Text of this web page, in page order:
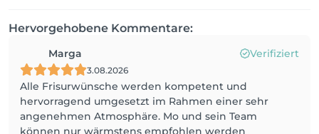
Hervorgehobene Kommentare:
Marga Verifiziert
3.08.2026
Alle Frisurwünsche werden kompetent und
hervorragend umgesetzt im Rahmen einer sehr
angenehmen Atmosphäre. Mo und sein Team
können nur wärmstens empfohlen werden